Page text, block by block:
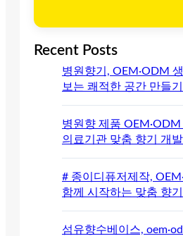
Recent Posts
병원향기, OEM·ODM
보는 쾌적한 공간 만들
병원향 제품
의료기관 맞춤 향기 개
# 종이디퓨저제작,
함께 시작하는 맞춤 향
섬유향수베이스,